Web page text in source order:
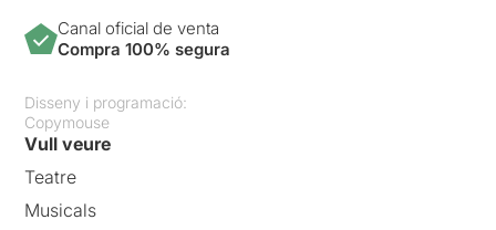
Canal oficial de venta
Compra 100% segura
Disseny i programació:
Copymouse
Vull veure
Teatre
Musicals